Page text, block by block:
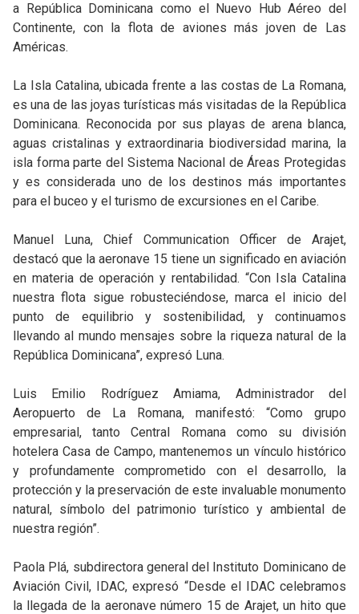
a República Dominicana como el Nuevo Hub Aéreo del
Continente, con la flota de aviones más joven de Las
Américas.
La Isla Catalina, ubicada frente a las costas de La Romana,
es una de las joyas turísticas más visitadas de la República
Dominicana. Reconocida por sus playas de arena blanca,
aguas cristalinas y extraordinaria biodiversidad marina, la
isla forma parte del Sistema Nacional de Áreas Protegidas
y es considerada uno de los destinos más importantes
para el buceo y el turismo de excursiones en el Caribe.
Manuel Luna, Chief Communication Officer de Arajet,
destacó que la aeronave 15 tiene un significado en aviación
en materia de operación y rentabilidad. “Con Isla Catalina
nuestra flota sigue robusteciéndose, marca el inicio del
punto de equilibrio y sostenibilidad, y continuamos
llevando al mundo mensajes sobre la riqueza natural de la
República Dominicana”, expresó Luna.
Luis Emilio Rodríguez Amiama, Administrador del
Aeropuerto de La Romana, manifestó: “Como grupo
empresarial, tanto Central Romana como su división
hotelera Casa de Campo, mantenemos un vínculo histórico
y profundamente comprometido con el desarrollo, la
protección y la preservación de este invaluable monumento
natural, símbolo del patrimonio turístico y ambiental de
nuestra región”.
Paola Plá, subdirectora general del Instituto Dominicano de
Aviación Civil, IDAC, expresó “Desde el IDAC celebramos
la llegada de la aeronave número 15 de Arajet, un hito que